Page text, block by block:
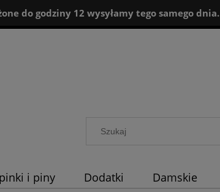
do godziny 12 wysyłamy tego samego dnia.
i piny Dodatki Damskie